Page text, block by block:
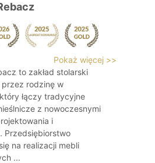
Pokaż więcej >>
to zakład stolarski
rodzinę w
łączy tradycyjne
z nowoczesnymi
i
Przedsiębiorstwo
na realizacji mebli
...